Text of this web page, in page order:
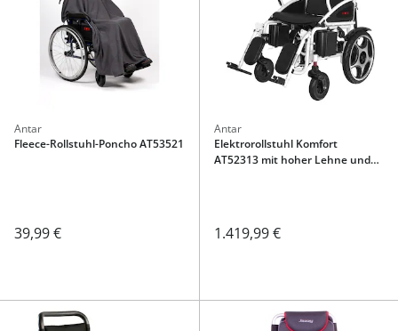
Antar
Fleece-Rollstuhl-Poncho AT53521
39,99 €
Antar
Elektrorollstuhl Komfort
AT52313 mit hoher Lehne und
1.419,99 €